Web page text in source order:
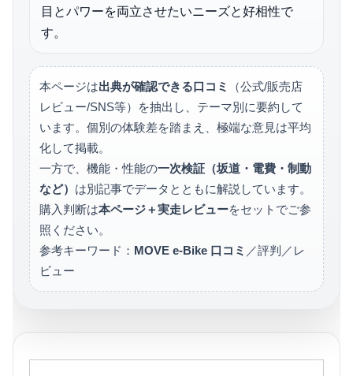
目とパワーを両立させたいニーズと好相性で
す。
本ページは出典が確認できる口コミ
（公式/販売店
レビュー/SNS等）を抽出し、テーマ別に要約して
います。個別の体験差を踏まえ、極端な意見は平均
化して掲載。
一方で、機能・性能の一次検証（坂道・電費・制動
など） は別記事でデータとともに解説しています。
購入判断は本ページ＋実走レビューをセットでご参
照ください。
参考キーワード： MOVE e-Bike 口コミ ／評判／レ
ビュー